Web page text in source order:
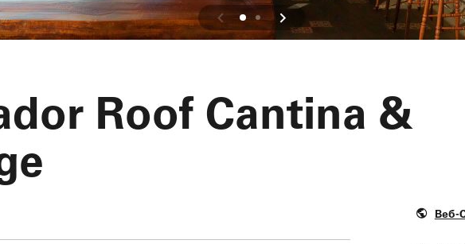
Roof Cantina &
Веб-